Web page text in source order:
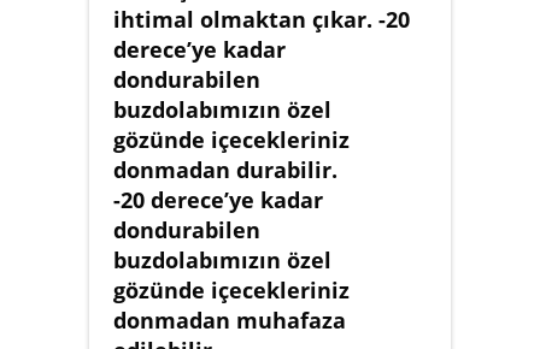
ihtimal olmaktan çıkar. -20
derece’ye kadar
dondurabilen
buzdolabımızın özel
gözünde içecekleriniz
donmadan durabilir.
-20 derece’ye kadar
dondurabilen
buzdolabımızın özel
gözünde içecekleriniz
donmadan muhafaza